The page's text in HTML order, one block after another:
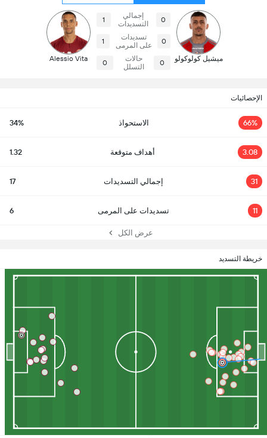
ميشيل كولوكولو
0
إجمالي
التسديدات
1
0
تسديدات
على المرمى
1
0
حالات
التسلل
0
Alessio Vita
الإحصائيات
66% الاستحواذ 34%
3.08 أهداف متوقعة 1.32
31 إجمالي التسديدات 17
11 تسديدات على المرمى 6
عرض الكل
خريطة التسديد